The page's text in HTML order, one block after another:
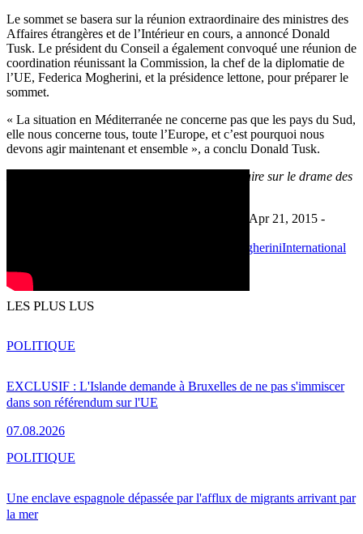
Le sommet se basera sur la réunion extraordinaire des ministres des
Affaires étrangères et de l’Intérieur en cours, a annoncé Donald
Tusk. Le président du Conseil a également convoqué une réunion de
coordination réunissant la Commission, la chef de la diplomatie de
l’UE, Federica Mogherini, et la présidence lettone, pour préparer le
sommet.
« La situation en Méditerranée ne concerne pas que les pays du Sud,
elle nous concerne tous, toute l’Europe, et c’est pourquoi nous
devons agir maintenant et ensemble », a conclu Donald Tusk.
Donald Tusk appelant à un sommet extraordinaire sur le drame des
Dernière mise à jour: Apr 21, 2015 -
Federica MogheriniInternational
Print
LES PLUS LUS
EXCLUSIF : L'Islande demande à Bruxelles de ne pas s'immiscer
dans son référendum sur l'UE
07.08.2026
POLITIQUE
Une enclave espagnole dépassée par l'afflux de migrants arrivant par
la mer
POLITIQUE